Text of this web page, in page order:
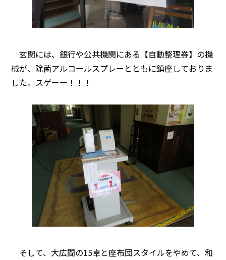
玄関には、銀行や公共機関にある【自動整理券】の機
械が、除菌アルコールスプレーとともに鎮座しておりま
した。スゲーー！！！
そして、大広間の15卓と座布団スタイルをやめて、和